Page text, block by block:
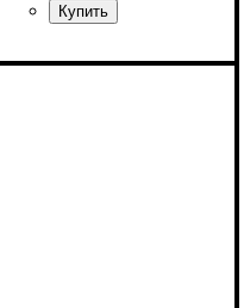
Ширина: 168 см